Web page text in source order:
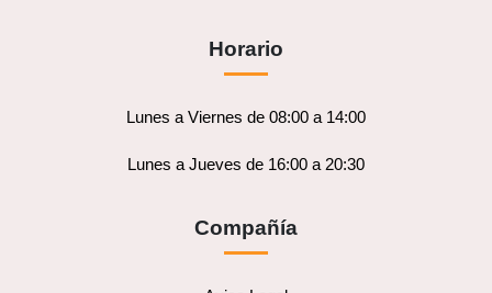
Horario
Lunes a Viernes de 08:00 a 14:00
Lunes a Jueves de 16:00 a 20:30
Compañía